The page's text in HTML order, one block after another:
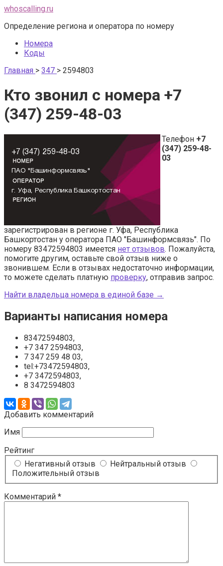
Перейти
контенту
whoscalling.ru
Определение региона и оператора по номеру
Номера
Коды
Главная > 347 > 2594803
Кто звонил с номера +7
(347) 259-48-03
Телефон +7
(347) 259-48-
03
зарегистрирован в регионе г. Уфа, Республика
Башкортостан у оператора ПАО "Башинформсвязь". По
номеру 83472594803 имеется нет отзывов. Пожалуйста,
помогите другим, оставьте свой отзыв ниже о
звонившем. Если в отзывах недостаточно информации,
то можете сделать платную проверку, отправив запрос.
Найти владельца номера в единой базе →
Варианты написания номера
83472594803,
+7 347 2594803,
7 347 259 48 03,
tel:+73472594803,
+7 3472594803,
8 3472594803
Добавить комментарий
Имя
Рейтинг
Негативный отзыв
Нейтральный отзыв
Положительный отзыв
Комментарий *